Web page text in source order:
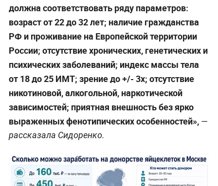
должна соответствовать ряду параметров:
возраст от 22 до 32 лет; наличие гражданства
РФ и проживание на Европейской территории
России; отсутствие хронических, генетических и
психических заболеваний; индекс массы тела
от 18 до 25 ИМТ; зрение до +/- 3х; отсутствие
никотиновой, алкогольной, наркотической
зависимостей; приятная внешность без ярко
выраженных фенотипических особенностей», —
рассказала Сидоренко.